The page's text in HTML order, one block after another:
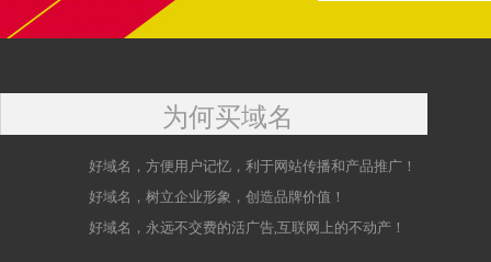
为何买域名
好域名，方便用户记忆，利于网站传播和产品推广！
好域名，树立企业形象，创造品牌价值！
好域名，永远不交费的活广告,互联网上的不动产！